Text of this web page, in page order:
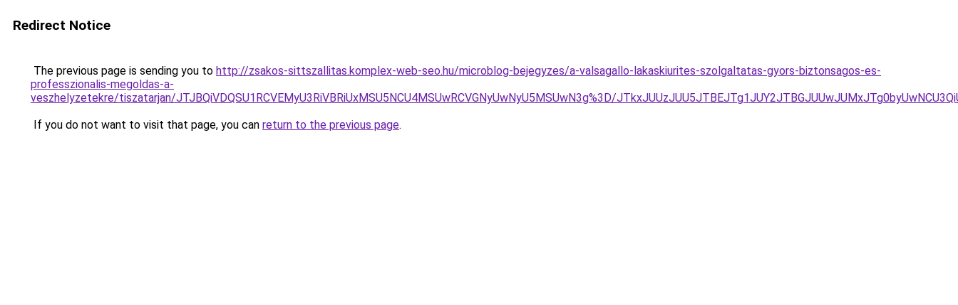
Redirect Notice
The previous page is sending you to http://zsakos-sittszallitas.komplex-web-seo.hu/microblog-bejegyzes/a-valsagallo-lakaskiurites-szolgaltatas-gyors-biztonsagos-es-
professzionalis-megoldas-a-
veszhelyzetekre/tiszatarjan/JTJBQiVDQSU1RCVEMyU3RiVBRiUxMSU5NCU4MSUwRCVGNyUwNyU5MSUwN3g%3D/
If you do not want to visit that page, you can return to the previous page.